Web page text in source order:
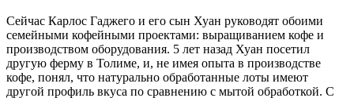
Сейчас Карлос Гаджего и его сын Хуан руководят обоими
семейными кофейными проектами: выращиванием кофе и
производством оборудования. 5 лет назад Хуан посетил
другую ферму в Толиме, и, не имея опыта в производстве
кофе, понял, что натурально обработанные лоты имеют
другой профиль вкуса по сравнению с мытой обработкой. С